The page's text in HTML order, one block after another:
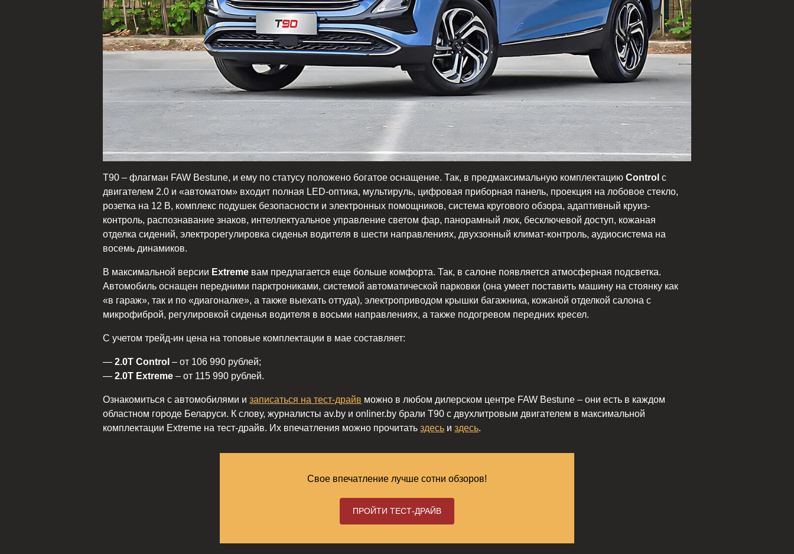
Т90 – флагман FAW Bestune, и ему по статусу положено богатое оснащение. Так, в предмаксимальную комплектациюControl с
двигателем 2.0 и «автоматом» входит полная LED-оптика, мультируль, цифровая приборная панель, проекция на лобовое стекло,
розетка на 12 В, комплекс подушек безопасности и электронных помощников, система кругового обзора, адаптивный круиз-
контроль, распознавание знаков, интеллектуальное управление светом фар, панорамный люк, бесключевой доступ, кожаная
отделка сидений, электрорегулировка сиденья водителя в шести направлениях, двухзонный климат-контроль, аудиосистема на
восемь динамиков.
В максимальной версии Extreme вам предлагается еще больше комфорта. Так, в салоне появляется атмосферная подсветка.
Автомобиль оснащен передними парктрониками, системой автоматической парковки (она умеет поставить машину на стоянку как
«в гараж», так и по «диагоналке», а также выехать оттуда), электроприводом крышки багажника, кожаной отделкой салона с
микрофиброй, регулировкой сиденья водителя в восьми направлениях, а также подогревом передних кресел.
С учетом трейд-ин цена на топовые комплектации в мае составляет:
—2.0T Control – от 106 990 рублей;
—2.0T Extreme – от 115 990 рублей.
Ознакомиться с автомобилями изаписаться на тест-драйв можно в любом дилерском центре FAW Bestune – они есть в каждом
областном городе Беларуси. К слову, журналисты av.by и onliner.by брали T90 с двухлитровым двигателем в максимальной
комплектации Extreme на тест-драйв. Их впечатления можно прочитатьздесь издесь.
Свое впечатление лучше сотни обзоров!
ПРОЙТИ ТЕСТ-ДРАЙВ